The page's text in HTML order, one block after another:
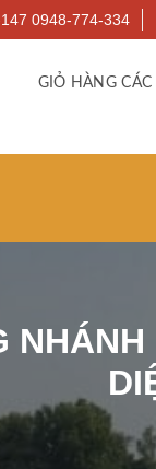
0948-774-334
GIỎ HÀNG